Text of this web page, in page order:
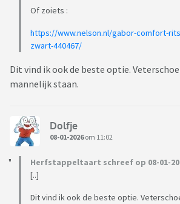
Of zoiets :
https://www.nelson.nl/gabor-comfort-
zwart-440467/
Dit vind ik ook de beste optie.
mannelijk staan.
Dolfje
08-01-2026om 11:02
Herfstappeltaart schreef op 08-01-
[..]
Dit vind ik ook de beste optie.